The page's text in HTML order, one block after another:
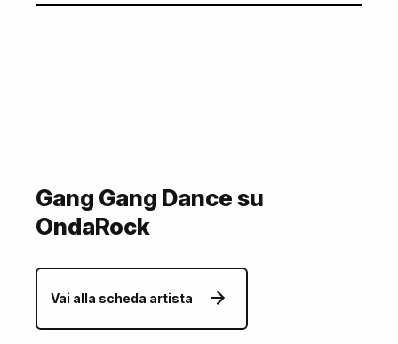
Gang Gang Dance su
OndaRock
Vai alla scheda artista